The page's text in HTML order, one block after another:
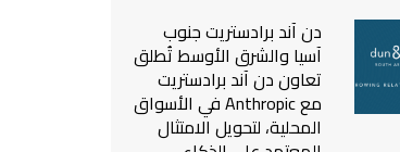
دن آند برادستريت جنوب
آسيا والشرق الأوسط تُطلق
تعاون دن آند برادستريت
مع Anthropic في الأسواق
المحلية، لتحويل الامتثال